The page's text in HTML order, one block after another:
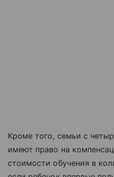
Кроме того, семьи с
имеют право на
стоимости обучения в